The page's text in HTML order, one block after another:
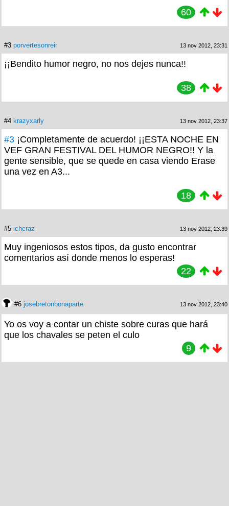
60
#3 porvertesonreir 13 nov 2012, 23:31
¡¡Bendito humor negro, no nos dejes nunca!!
38
#4 krazyxarly 13 nov 2012, 23:37
#3 ¡Completamente de acuerdo! ¡¡ESTA NOCHE EN
VEF GRAN FESTIVAL DEL HUMOR NEGRO!! Y la
gente sensible, que se quede en casa viendo Erase
una vez en A3...
18
#5 ichcraz 13 nov 2012, 23:39
Muy ingeniosos estos tipos, da gusto encontrar
comentarios así donde menos lo esperas!
22
#6 josebretonbonaparte 13 nov 2012, 23:40
Yo os voy a contar un chiste sobre curas que hará
que los chavales se peten el culo
9